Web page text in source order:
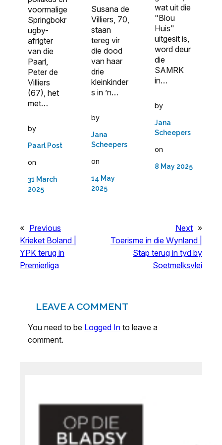
voormalige
Springbokr
ugby-
afrigter
van die
Paarl,
Peter de
Villiers
(67), het
met…
by
Paarl Post
on
31 March
2025
Susana de
Villiers, 70,
staan
tereg vir
die dood
van haar
drie
kleinkinder
s in ’n…
by
Jana
Scheepers
on
14 May
2025
wat uit die
"Blou
Huis"
uitgesit is,
word deur
die
SAMRK
in…
by
Jana
Scheepers
on
8 May 2025
« Previous
Krieket Boland |
YPK terug in
Premierliga
Next »
Toerisme in die Wynland |
Stap terug in tyd by
Soetmelksvlei
LEAVE A COMMENT
You need to be Logged In to leave a
comment.